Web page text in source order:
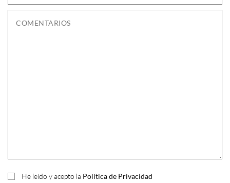
He leído y acepto la Política de Privacidad